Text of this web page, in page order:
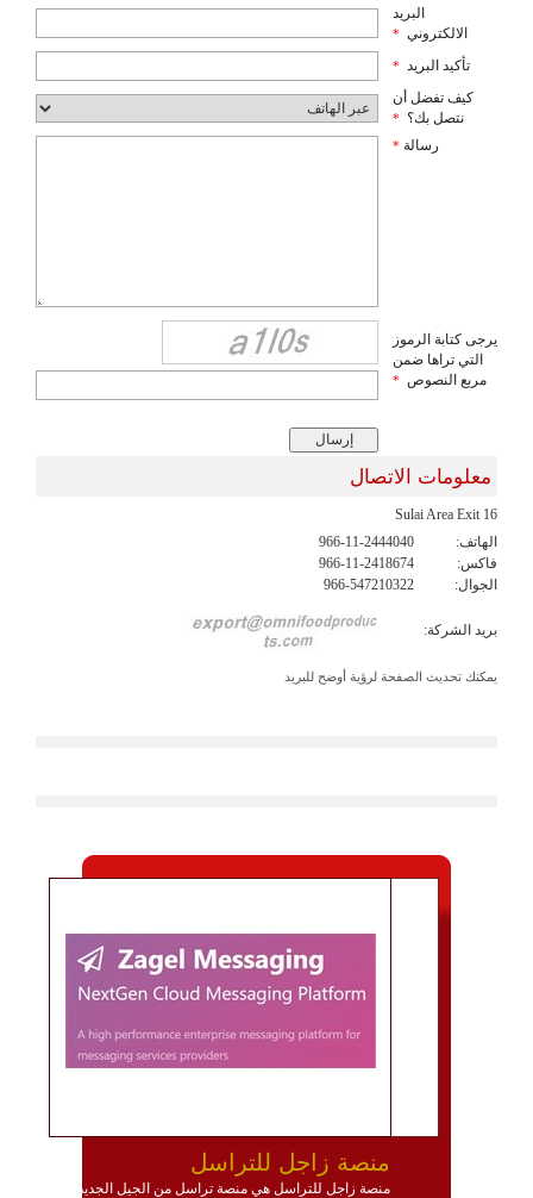
البريد
الالكتروني *
تأكيد البريد *
كيف تفضل أن
نتصل بك؟ *
رسالة *
يرجى كتابة الرموز
التي تراها ضمن
مربع النصوص *
معلومات الاتصال
Sulai Area Exit 16
الهاتف:
966-11-2444040
فاكس:
966-11-2418674
الجوال:
966-547210322
بريد الشركة:
يمكنك تحديث الصفحة لرؤية أوضح للبريد
منصة زاجل للتراسل
منصة زاجل للتراسل هي منصة تراسل من الجيل الجديد